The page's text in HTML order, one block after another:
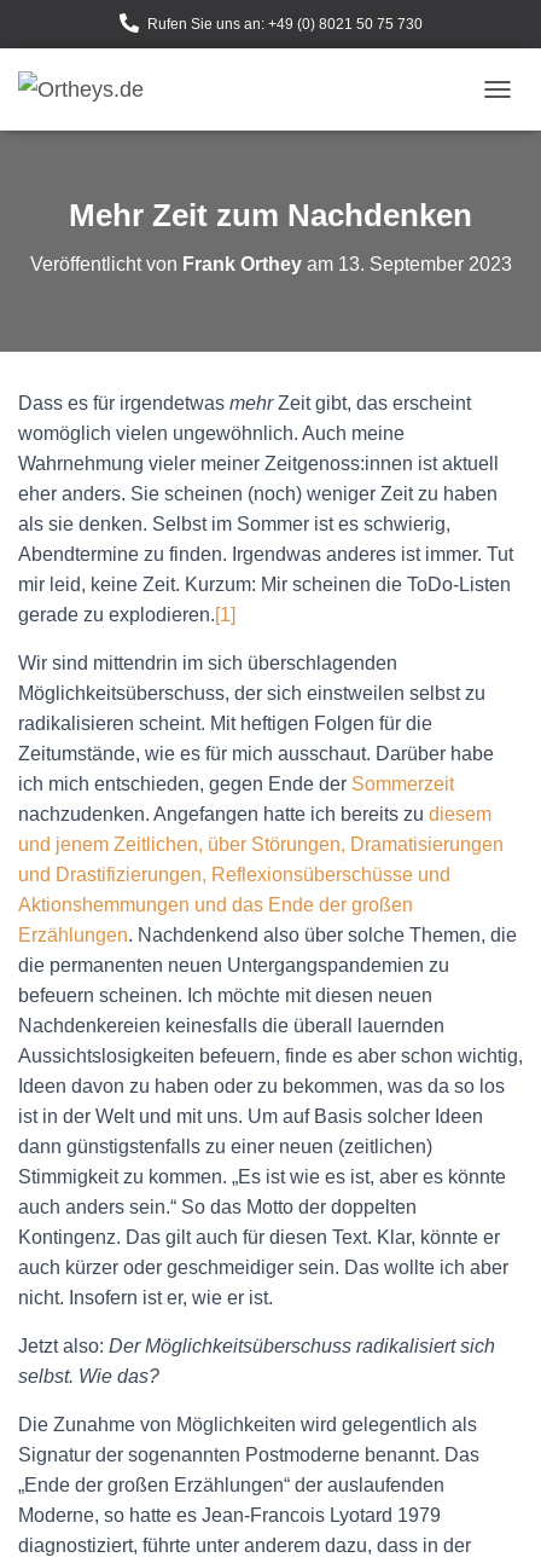
Rufen Sie uns an: +49 (0) 8021 50 75 730
A
I
A
L
N
Mehr Zeit zum Nachdenken
Veröffentlicht von Frank Ortheyam 13. September 2023
Dass es für irgendetwas mehrZeit gibt, das erscheint
womöglich vielen ungewöhnlich. Auch meine
Wahrnehmung vieler meiner Zeitgenoss:innen ist aktuell
eher anders. Sie scheinen (noch) weniger Zeit zu haben
als sie denken. Selbst im Sommer ist es schwierig,
Abendtermine zu finden. Irgendwas anderes ist immer. Tut
mir leid, keine Zeit. Kurzum: Mir scheinen die ToDo-Listen
gerade zu explodieren.[1]
Wir sind mittendrin im sich überschlagenden
Möglichkeitsüberschuss, der sich einstweilen selbst zu
radikalisieren scheint. Mit heftigen Folgen für die
Zeitumstände, wie es für mich ausschaut. Darüber habe
ich mich entschieden, gegen Ende der Sommerzeit
nachzudenken. Angefangen hatte ich bereits zu diesem
und jenem Zeitlichen, über Störungen, Dramatisierungen
und Drastifizierungen, Reflexionsüberschüsse und
Aktionshemmungen und das Ende der großen
Erzählungen. Nachdenkend also über solche Themen, die
die permanenten neuen Untergangspandemien zu
befeuern scheinen. Ich möchte mit diesen neuen
Nachdenkereien keinesfalls die überall lauernden
Aussichtslosigkeiten befeuern, finde es aber schon wichtig,
Ideen davon zu haben oder zu bekommen, was da so los
ist in der Welt und mit uns. Um auf Basis solcher Ideen
dann günstigstenfalls zu einer neuen (zeitlichen)
Stimmigkeit zu kommen. „Es ist wie es ist, aber es könnte
auch anders sein.“ So das Motto der doppelten
Kontingenz. Das gilt auch für diesen Text. Klar, könnte er
auch kürzer oder geschmeidiger sein. Das wollte ich aber
nicht. Insofern ist er, wie er ist.
Jetzt also: Der Möglichkeitsüberschuss radikalisiert sich
selbst. Wie das?
Die Zunahme von Möglichkeiten wird gelegentlich als
Signatur der sogenannten Postmoderne benannt. Das
„Ende der großen Erzählungen“ der auslaufenden
Moderne, so hatte es Jean-Francois Lyotard 1979
diagnostiziert, führte unter anderem dazu, dass in der